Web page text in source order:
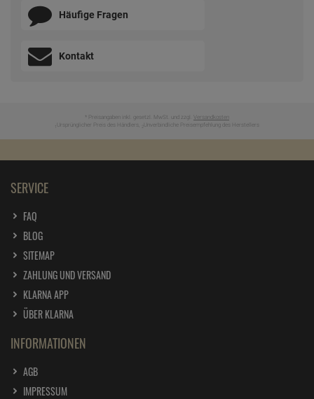
Häufige Fragen
Kontakt
* Preisangaben inkl. gesetzl. MwSt. und zzgl. Versandkosten
Ursprünglicher Preis des Händlers, Unverbindliche Preisempfehlung des Herstellers
SERVICE
FAQ
BLOG
SITEMAP
ZAHLUNG UND VERSAND
KLARNA APP
ÜBER KLARNA
INFORMATIONEN
AGB
IMPRESSUM